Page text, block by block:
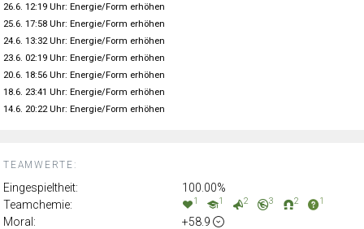
TEAMWERTE:
Eingespieltheit:
100.00%
Teamchemie:
1 1 2 3 2 1
Moral:
+58.9
26.6. 12:19 Uhr: Energie/Form erhöhen
25.6. 17:58 Uhr: Energie/Form erhöhen
24.6. 13:32 Uhr: Energie/Form erhöhen
23.6. 02:19 Uhr: Energie/Form erhöhen
20.6. 18:56 Uhr: Energie/Form erhöhen
18.6. 23:41 Uhr: Energie/Form erhöhen
14.6. 20:22 Uhr: Energie/Form erhöhen